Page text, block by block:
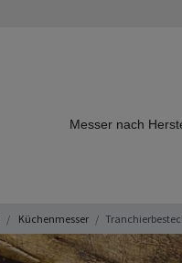
Messer nach
Küchenmesser